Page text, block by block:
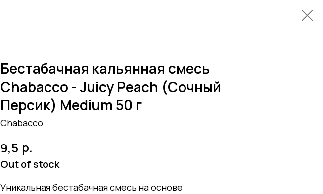
Бестабачная кальянная смесь
Chabacco - Juicy Peach (Сочный
Персик) Medium 50 г
Chabacco
9,5 р.
Out of stock
Уникальная бестабачная смесь на основе